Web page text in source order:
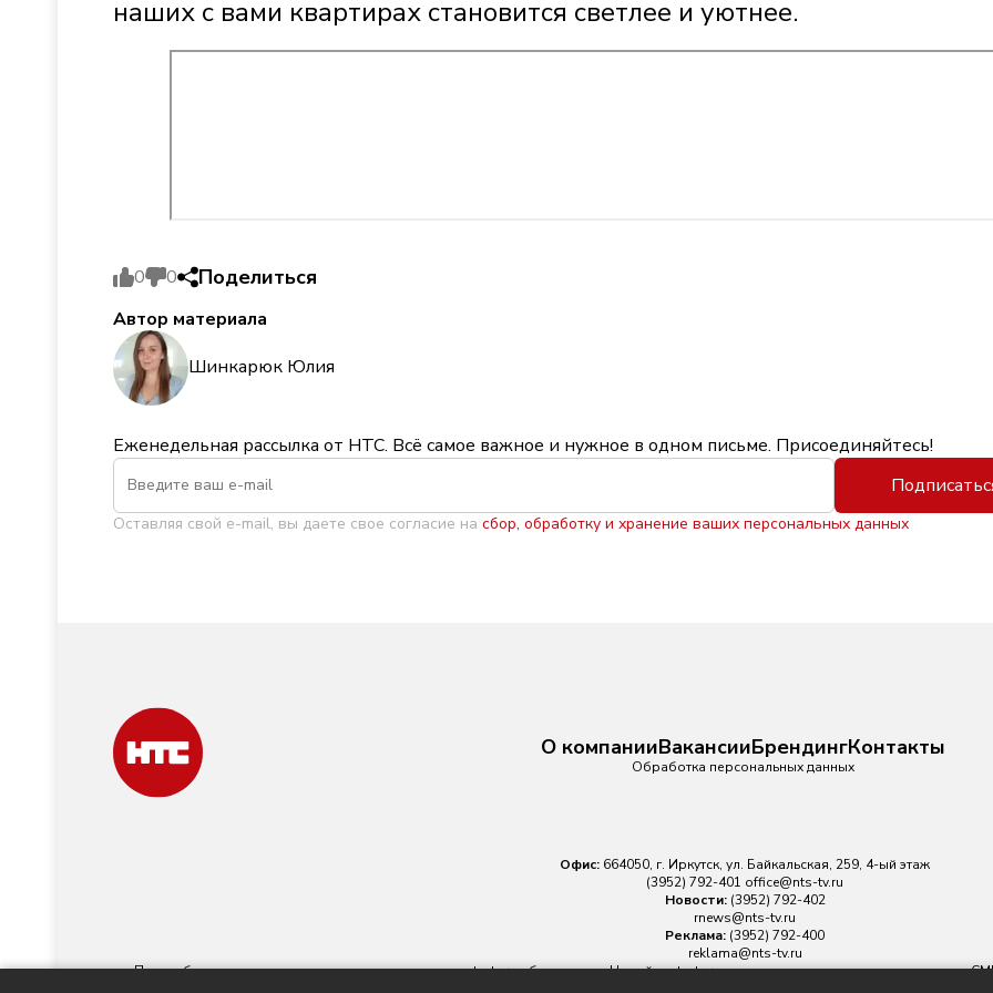
наших с вами квартирах становится светлее и уютнее.
0 0 Поделиться
Автор материала
Шинкарюк Юлия
Еженедельная рассылка от НТС. Всё самое важное и нужное в одном письме. Присоединяйтесь!
Оставляя свой e-mail, вы даете свое согласие на сбор, обработку и хранение ваших персональных данных
О компанииВакансииБрендингКонтакты
Обработка персональных данных
Офис: 664050, г. Иркутск, ул. Байкальская, 259, 4-ый этаж
(3952) 792-401 office@nts-tv.ru
Новости: (3952) 792-402
rnews@nts-tv.ru
Реклама: (3952) 792-400
reklama@nts-tv.ru
При любом использовании материалов ссылка наnts-tv.ruобязательна. На сайте nts-tv.ru размещаются в том числе материалы